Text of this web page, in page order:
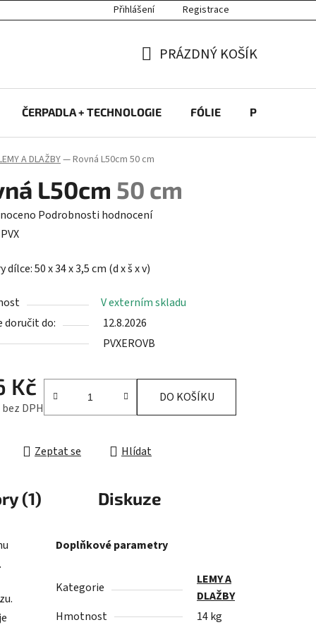
Přihlášení Registrace
KOŠÍK
PRÁZDNÝ KOŠÍK
ČERPADLA + TECHNOLOGIE FÓLIE
A DLAŽBY—Rovná L50cm 50 cm
L50cm 50 cm
Podrobnosti hodnocení
PVX
dílce: 50 x 34 x 3,5 cm (d x š x v)
V externím skladu
doručit do:
12.8.2026
PVXEROVB
Kč
DPH
DO KOŠÍKU
Zeptat se Hlídat
(1) Diskuze
Doplňkové parametry
Kategorie
LEMY A
DLAŽBY
Hmotnost
14 kg